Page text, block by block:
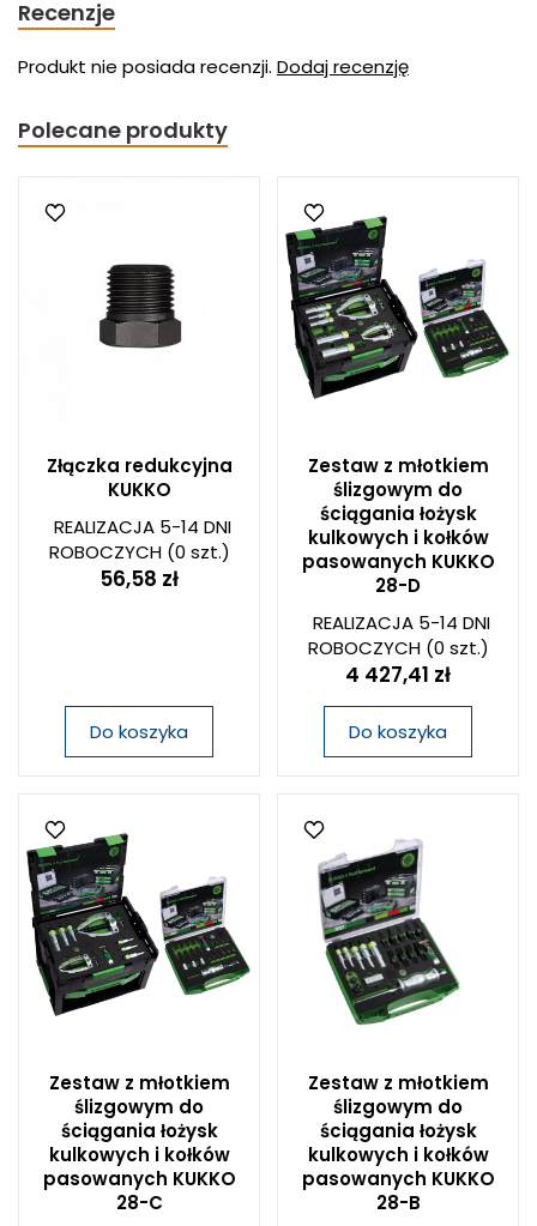
Recenzje
Produkt nie posiada recenzji. Dodaj recenzję
Polecane produkty
Złączka redukcyjna
KUKKO
REALIZACJA 5-14 DNI
ROBOCZYCH(0 szt.)
56,58 zł
Do koszyka
Zestaw z młotkiem
ślizgowym do
ściągania łożysk
kulkowych i kołków
pasowanych KUKKO
28-D
REALIZACJA 5-14 DNI
ROBOCZYCH(0 szt.)
4 427,41 zł
Do koszyka
Zestaw z młotkiem
ślizgowym do
ściągania łożysk
kulkowych i kołków
pasowanych KUKKO
28-C
Zestaw z młotkiem
ślizgowym do
ściągania łożysk
kulkowych i kołków
pasowanych KUKKO
28-B